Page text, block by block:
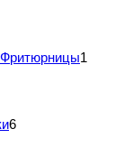
Фритюрницы1
6